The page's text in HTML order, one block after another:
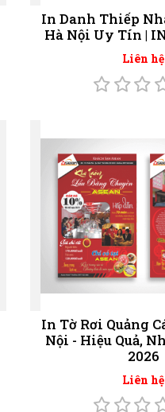
In Danh Thiếp
Hà Nội Uy Tín |
Liên hệ
In Tờ Rơi Quảng
Nội - Hiệu Quả,
2026
Liên hệ